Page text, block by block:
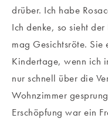
drüber. Ich habe
Ich denke, so sieht
mag Gesichtsröte. Sie
Kindertage, wenn ich
nur schnell über die
Wohnzimmer
Erschöpfung war ein